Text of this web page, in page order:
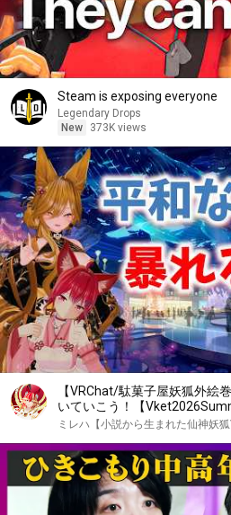
Steam is exposing everyone
Legendary Drops
New
373K views
【VRChat/駄菓子屋妖狐外絵
いていこう！【
ミレハ【小説から生まれた仙神妖狐